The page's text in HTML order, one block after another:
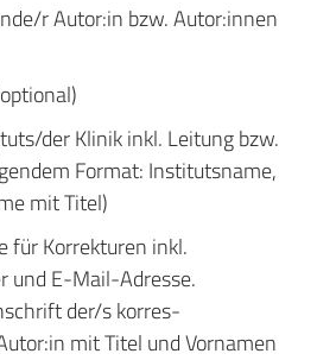
r Autor:in bzw. Autor:innen
der Klinik inkl. Leitung bzw.
Format: Institutsname,
mit Titel)
für Korrekturen inkl.
und E-Mail-Adresse.
der/s korres-
mit Titel und Vornamen